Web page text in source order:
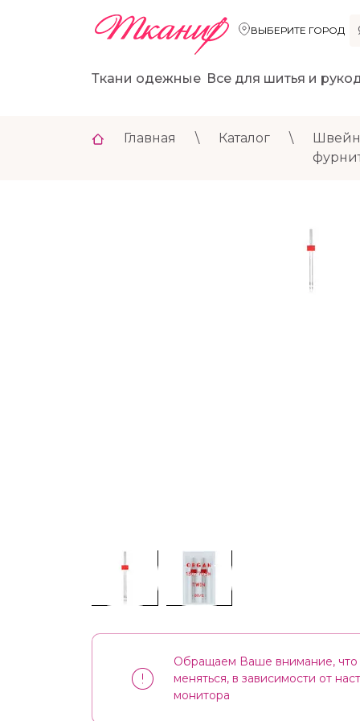
ВЫБЕРИТЕ ГОРОД
Ткани одежные Все для шитья и
Главная \ Каталог \
Обращаем Ваше внимание, что
меняться, в зависимости от
монитора